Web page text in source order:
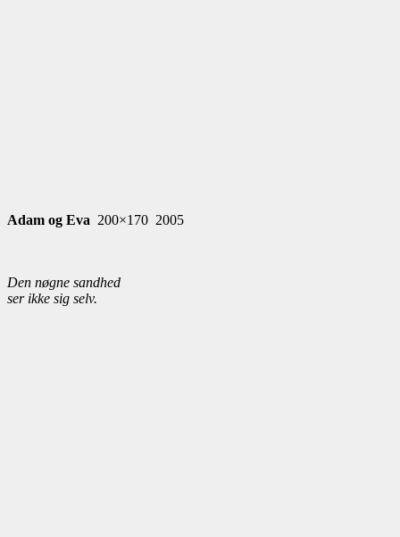
Adam og Eva 200×170 2005
Den nøgne sandhed
ser ikke sig selv.